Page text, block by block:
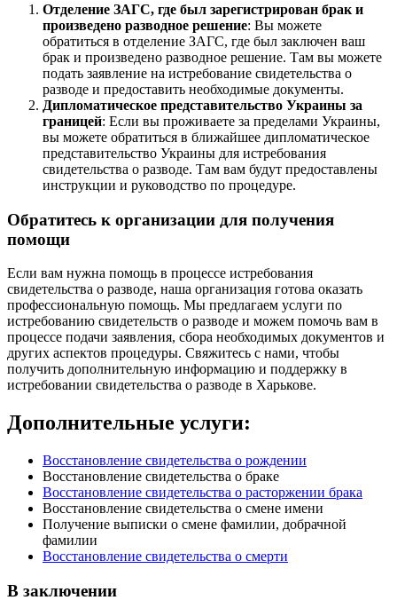
Отделение ЗАГС, где был зарегистрирован брак и
произведено разводное решение: Вы можете
обратиться в отделение ЗАГС, где был заключен ваш
брак и произведено разводное решение. Там вы можете
подать заявление на истребование свидетельства о
разводе и предоставить необходимые документы.
Дипломатическое представительство Украины за
границей: Если вы проживаете за пределами Украины,
вы можете обратиться в ближайшее дипломатическое
представительство Украины для истребования
свидетельства о разводе. Там вам будут предоставлены
инструкции и руководство по процедуре.
Обратитесь к организации для получения
помощи
Если вам нужна помощь в процессе истребования
свидетельства о разводе, наша организация готова оказать
профессиональную помощь. Мы предлагаем услуги по
истребованию свидетельств о разводе и можем помочь вам в
процессе подачи заявления, сбора необходимых документов и
других аспектов процедуры. Свяжитесь с нами, чтобы
получить дополнительную информацию и поддержку в
истребовании свидетельства о разводе в Харькове.
Дополнительные услуги:
Восстановление свидетельства о рождении
Восстановление свидетельства о браке
Восстановление свидетельства о расторжении брака
Восстановление свидетельства о смене имени
Получение выписки о смене фамилии, добрачной
фамилии
Восстановление свидетельства о смерти
В заключении